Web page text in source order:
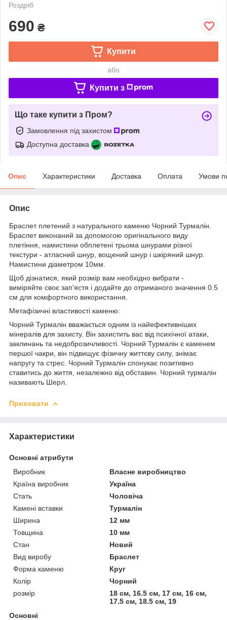
Роздріб
690 ₴
Купити
або
Купити з
Що таке купити з Пром?
Замовлення під захистом
Доступна доставка
Опис Характеристики Доставка Оплата Умови
Опис
Браслет плетений з натурального каменю Чорний Турмалін.
Браслет виконаний за допомогою оригінального виду
плетіння, намистини обплетені трьома шнурами різної
текстури - атласний шнур, вощений шнур і шкіряний шнур.
Намистини діаметром 10мм.
Щоб дізнатися, який розмір вам необхідно вибрати -
виміряйте своє зап'ястя і додайте до отриманого значення 0.5
см для комфортного використання.
Метафізичні властивості каменю:
Чорний Турмалін вважається одним із найефективніших
мінералів для захисту. Він захистить вас від психічної атаки,
заклинань та недоброзичливості. Чорний Турмалін є каменем
першої чакри, він підвищує фізичну життєву силу, знімає
напругу та стрес. Чорний Турмалін спонукає позитивно
ставитись до життя, незалежно від обставин. Чорний турмалін
називають Шерл.
Приховати
Характеристики
Основні атрибути
Виробник
Власне виробництво
Країна виробник
Україна
Стать
Чоловіча
Камені вставки
Турмалін
Ширина
12 мм
Товщина
10 мм
Стан
Новий
Вид виробу
Браслет
Форма каменю
Круг
Колір
Чорний
розмір
18 см, 16.5 см, 17 см, 16 см,
17.5 см, 18.5 см, 19
Основні